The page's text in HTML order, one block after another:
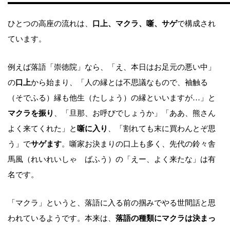
ひとつの高座の流れは、 口上、マクラ、噺、サゲで構成され
ています。
例えば落語「崇徳院」なら、「え、本日はお足元の悪い中」
の口上から始まり、「人の縁とは不思議なもので、袖触る
（そでふる）縁も他生（たしょう）の縁といいますが…」と
マクラを振り
、「旦那、お呼びでしょうか」「ああ、熊さん
よく来てくれた」と 噺に入り
、「割れても末に買わんとぞ思
う」でサゲます。噺家お決まりの口上も多く、先代の鈴々舎
馬風（れいれいしゃ ばふう）の「えー、よく来たな」は有
名です。
「マクラ」というと、落語に入る前の掴みでやる世間話と思
われているようです。本来は、 落語の種類にマクラは決まっ